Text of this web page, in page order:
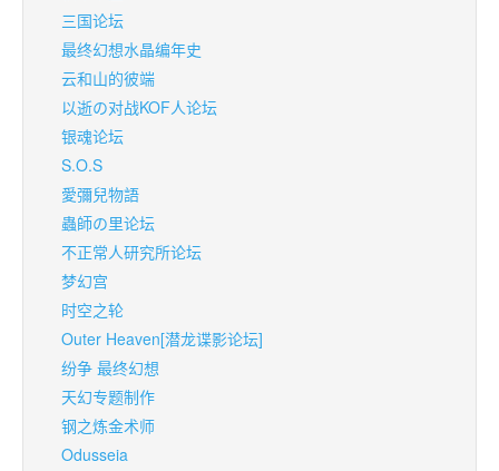
三国论坛
最终幻想水晶编年史
云和山的彼端
以逝の对战KOF人论坛
银魂论坛
S.O.S
愛彌兒物語
蟲師の里论坛
不正常人研究所论坛
梦幻宫
时空之轮
Outer Heaven[潜龙谍影论坛]
纷争 最终幻想
天幻专题制作
钢之炼金术师
Odusseia